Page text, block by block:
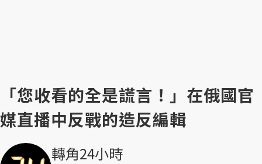
「您收看的全是謊言！」在俄國官
媒直播中反戰的造反編輯
轉角24小時